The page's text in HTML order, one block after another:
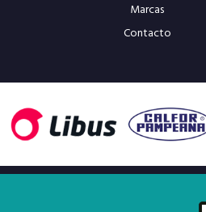
Marcas
Contacto